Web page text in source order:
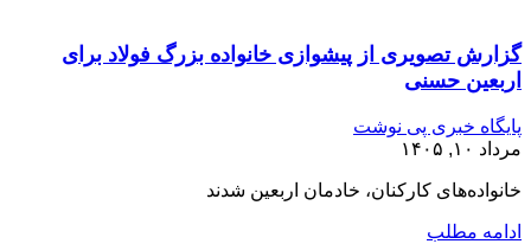
گزارش تصویری از پیشوازی خانواده بزرگ فولاد برای
اربعین حسنی
پایگاه خبری پی نوشت
مرداد ۱۰, ۱۴۰۵
خانواده‌های کارکنان، خادمان اربعین شدند
ادامه مطلب